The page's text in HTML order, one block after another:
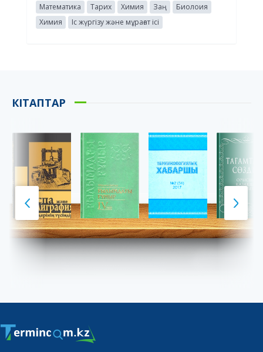
Математика Тарих Химия Заң
Биолоия
Химия
Іс жүргізу және мұрағат ісі
КІТАПТАР